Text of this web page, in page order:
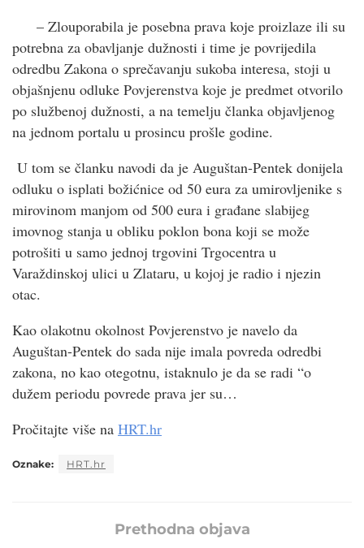
– Zlouporabila je posebna prava koje proizlaze ili su
potrebna za obavljanje dužnosti i time je povrijedila
odredbu Zakona o sprečavanju sukoba interesa, stoji u
objašnjenu odluke Povjerenstva koje je predmet otvorilo
po službenoj dužnosti, a na temelju članka objavljenog
na jednom portalu u prosincu prošle godine.
U tom se članku navodi da je Auguštan-Pentek donijela
odluku o isplati božićnice od 50 eura za umirovljenike s
mirovinom manjom od 500 eura i građane slabijeg
imovnog stanja u obliku poklon bona koji se može
potrošiti u samo jednoj trgovini Trgocentra u
Varaždinskoj ulici u Zlataru, u kojoj je radio i njezin
otac.
Kao olakotnu okolnost Povjerenstvo je navelo da
Auguštan-Pentek do sada nije imala povreda odredbi
zakona, no kao otegotnu, istaknulo je da se radi “o
dužem periodu povrede prava jer su…
Pročitajte više na HRT.hr
Oznake: HRT.hr
Prethodna objava